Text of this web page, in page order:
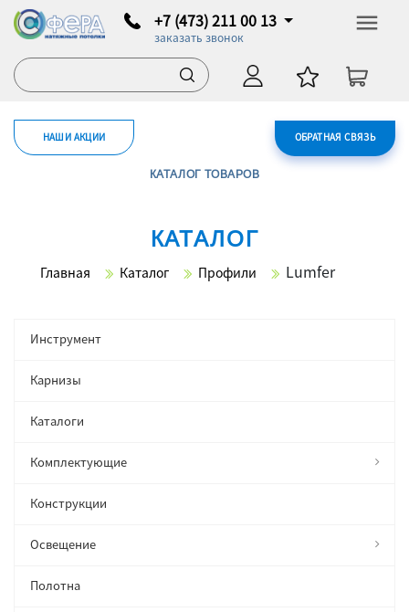
+7 (473) 211 00 13
заказать звонок
ОБРАТНАЯ СВЯЗЬ
НАШИ АКЦИИ
КАТАЛОГ ТОВАРОВ
КАТАЛОГ
Главная Каталог Профили Lumfer
Инструмент
Карнизы
Каталоги
Комплектующие
Конструкции
Освещение
Полотна